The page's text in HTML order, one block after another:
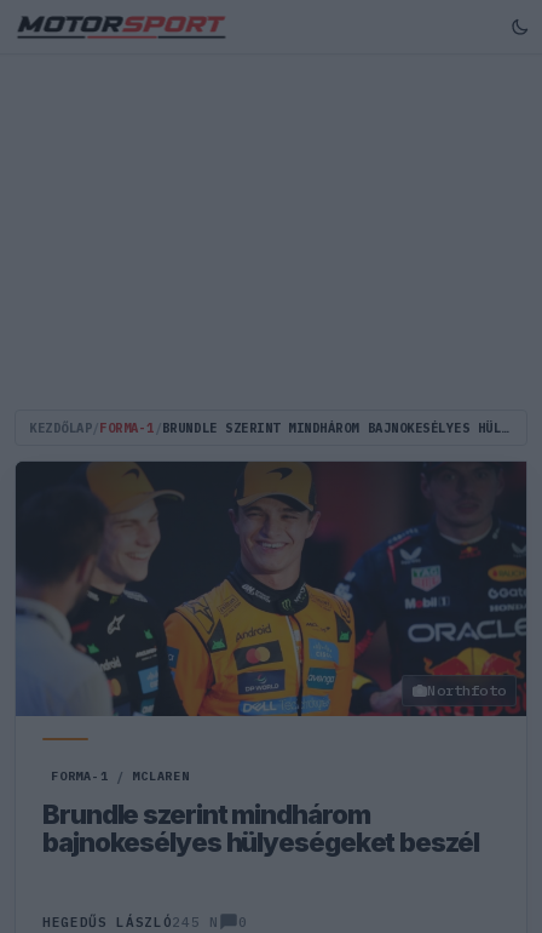
KEZDŐLAP FORMA-1 BRUNDLE SZERINT MINDHÁROM BAJNOKESÉLYES HÜLYESÉGEKET BESZÉL
Northfoto
FORMA-1 / MCLAREN
Brundle szerint mindhárom
bajnokesélyes hülyeségeket beszél
HEGEDŰS LÁSZLÓ245 N 0